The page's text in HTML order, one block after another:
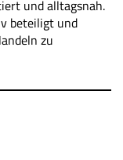
und alltagsnah.
beteiligt und
zu